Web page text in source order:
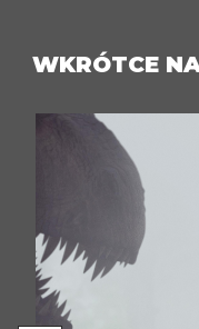
WKRÓTCE